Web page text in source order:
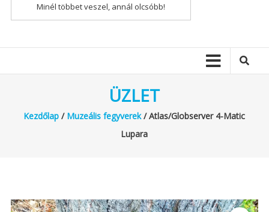
Minél többet veszel, annál olcsóbb!
ÜZLET
Kezdőlap / Muzeális fegyverek/ Atlas/Globserver 4-Matic
Lupara